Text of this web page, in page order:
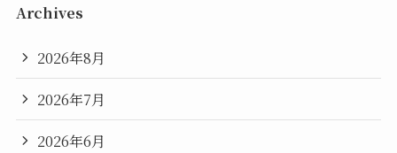
Archives
2026年8月
2026年7月
2026年6月